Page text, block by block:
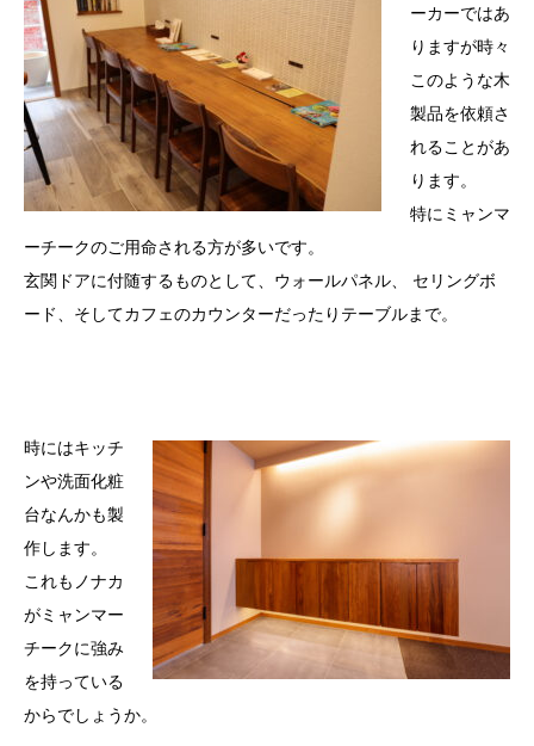
ーカーではあ
りますが時々
このような木
製品を依頼さ
れることがあ
ります。
特にミャンマ
ーチークのご用命される方が多いです。
玄関ドアに付随するものとして、ウォールパネル、 セリングボ
ード、そしてカフェのカウンターだったりテーブルまで。
時にはキッチ
ンや洗面化粧
台なんかも製
作します。
これもノナカ
がミャンマー
チークに強み
を持っている
からでしょうか。